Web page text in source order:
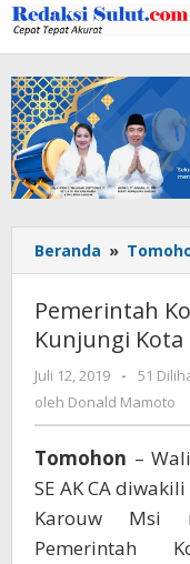
Lewati
ke
konten
Beranda »
Pemerintah
Kunjungi
Juli 12, 2019
oleh
Donald
-
51
oleh Donald Mamoto
Tomohon –
SE AK CA
Karouw Msi
Pemerintah